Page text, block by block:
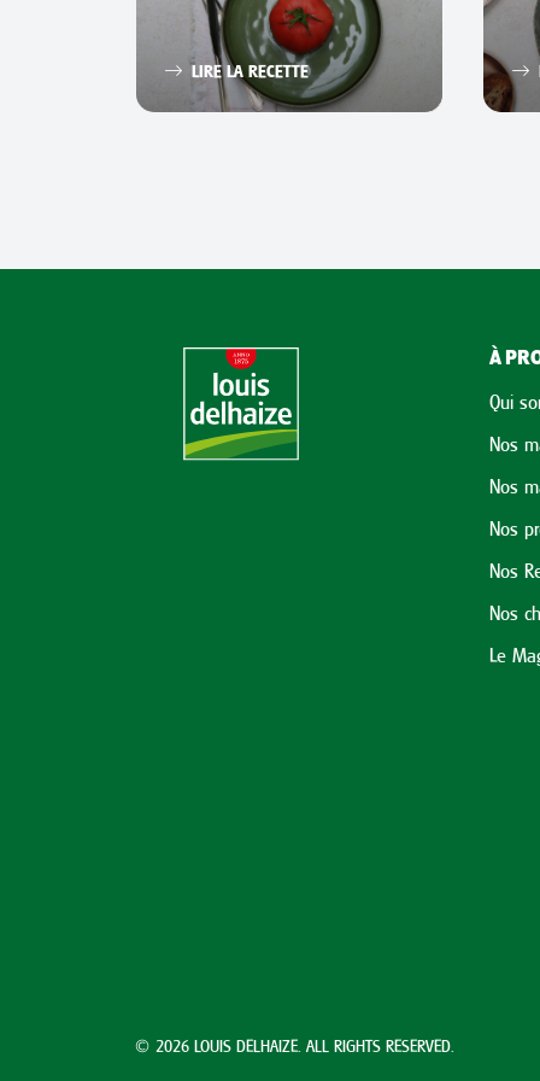
LIRE LA RECETTE
À
Qui
Nos
Nos
Nos
Nos
Nos
Le
© 2026 LOUIS DELHAIZE. ALL RIGHTS RESERVED.